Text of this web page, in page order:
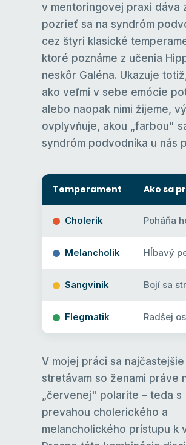
v mentoringovej praxi dáva
pozrieť sa na syndróm
cez štyri klasické
ktoré poznáme z učenia
neskôr Galéna. Ukazuje
ako veľmi v sebe emócie
alebo naopak nimi žijeme,
ovplyvňuje, akou „farbou"
syndróm podvodníka u nás
Temperament Ako sa
Cholerik Poháňa
Melancholik Hĺbavý
Sangvinik Bojí sa
Flegmatik Radšej
V mojej práci sa najčastejšie
stretávam so ženami práve
„červenej" polarite – teda s
prevahou cholerického a
melancholického prístupu k